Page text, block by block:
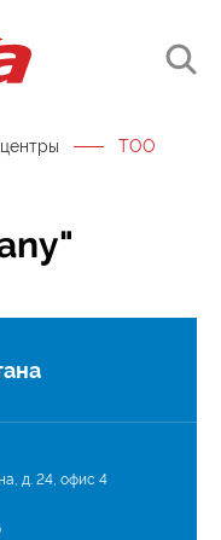
ТОО
д. 24, офис 4